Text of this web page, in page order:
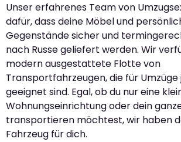
Unser erfahrenes Team von
dafür, dass deine Möbel und
Gegenstände sicher und
nach Russe geliefert werden. Wir
modern ausgestattete Flotte von
Transportfahrzeugen, die für
geeignet sind. Egal, ob du nur eine
Wohnungseinrichtung oder dein
transportieren möchtest, wir haben
Fahrzeug für dich.